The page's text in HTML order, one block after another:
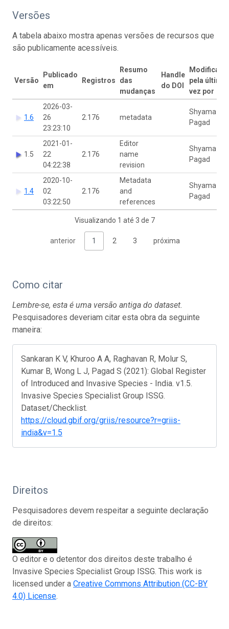
Versões
A tabela abaixo mostra apenas versões de recursos que
são publicamente acessíveis.
Versão
Publicado
em
Registros
Resumo
das
mudanças
Handle
do DOI
Modificado
pela última
vez por
1.6
2026-03-
26
23:23:10
2.176 metadata
Shyama
Pagad
1.5
2021-01-
22
04:22:38
2.176
Editor
name
revision
Shyama
Pagad
1.4
2020-10-
02
03:22:50
2.176
Metadata
and
references
Shyama
Pagad
Visualizando 1 até 3 de 7
anterior 1 2 3 próxima
Como citar
Lembre-se, esta é uma versão antiga do dataset.
Pesquisadores deveriam citar esta obra da seguinte
maneira:
Sankaran K V, Khuroo A A, Raghavan R, Molur S,
Kumar B, Wong L J, Pagad S (2021): Global Register
of Introduced and Invasive Species - India. v1.5.
Invasive Species Specialist Group ISSG.
Dataset/Checklist.
https://cloud.gbif.org/griis/resource?r=griis-
india&v=1.5
Direitos
Pesquisadores devem respeitar a seguinte declaração
de direitos:
O editor e o detentor dos direitos deste trabalho é
Invasive Species Specialist Group ISSG. This work is
licensed under a Creative Commons Attribution (CC-BY
4.0) License.